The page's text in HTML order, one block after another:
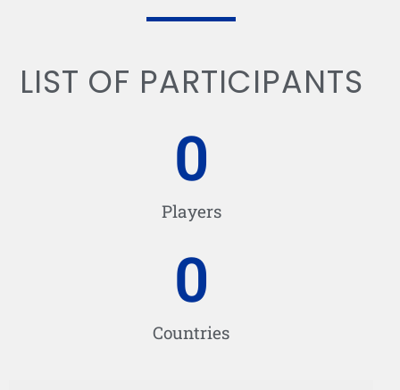
LIST OF PARTICIPANTS
Players
0
Countries
0